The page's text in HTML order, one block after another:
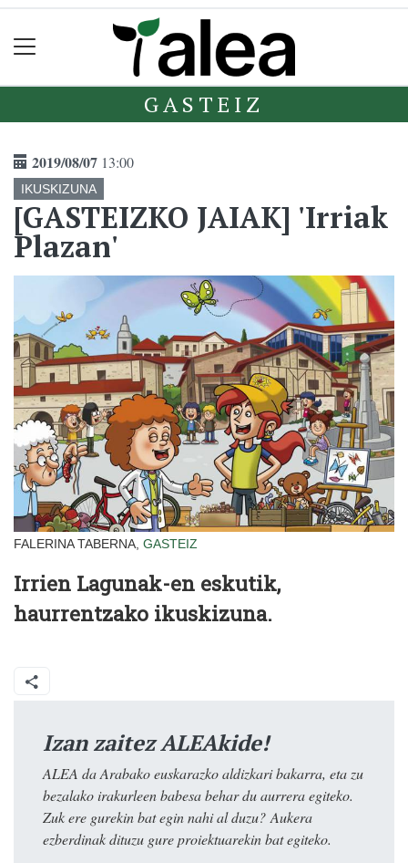
GASTEIZ
2019/08/07 13:00
IKUSKIZUNA
[GASTEIZKO JAIAK] 'Irriak
Plazan'
FALERINA TABERNA, GASTEIZ
Irrien Lagunak-en eskutik,
haurrentzako ikuskizuna.
Izan zaitez ALEAkide!
ALEA da Arabako euskarazko aldizkari bakarra, eta zu
bezalako irakurleen babesa behar du aurrera egiteko.
Zuk ere gurekin bat egin nahi al duzu? Aukera
ezberdinak dituzu gure proiektuarekin bat egiteko.